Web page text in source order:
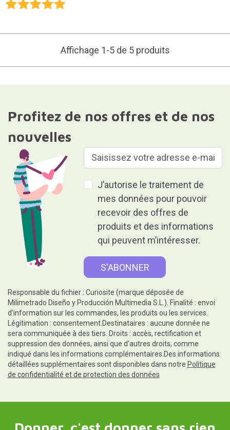
Affichage 1-5 de 5 produits
Profitez de nos offres et de nos
nouvelles
J’autorise le traitement de
mes données pour pouvoir
recevoir des offres de
produits et des informations
qui peuvent m’intéresser.
Responsable du fichier : Curiosite (marque déposée de
Milimetrado Diseño y Producción Multimedia S.L.). Finalité : envoi
d'information sur les commandes, les produits ou les services.
Légitimation : consentement.Destinataires : aucune donnée ne
sera communiquée à des tiers. Droits : accès, rectification et
suppression des données, ainsi que d'autres droits, comme
indiqué dans les informations complémentaires.Des informations
détaillées supplémentaires sont disponibles dans notre Politique
de confidentialité et de protection des données